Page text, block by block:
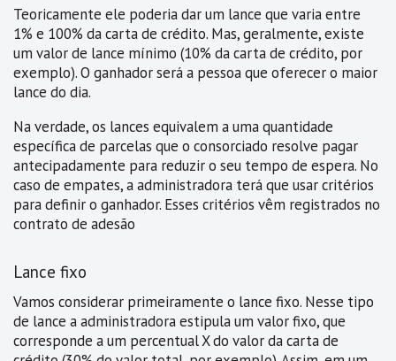
Teoricamente ele poderia dar um lance que varia entre
1% e 100% da carta de crédito. Mas, geralmente, existe
um valor de lance mínimo (10% da carta de crédito, por
exemplo). O ganhador será a pessoa que oferecer o maior
lance do dia.
Na verdade, os lances equivalem a uma quantidade
específica de parcelas que o consorciado resolve pagar
antecipadamente para reduzir o seu tempo de espera. No
caso de empates, a administradora terá que usar critérios
para definir o ganhador. Esses critérios vêm registrados no
contrato de adesão
Lance fixo
Vamos considerar primeiramente o lance fixo. Nesse tipo
de lance a administradora estipula um valor fixo, que
corresponde a um percentual X do valor da carta de